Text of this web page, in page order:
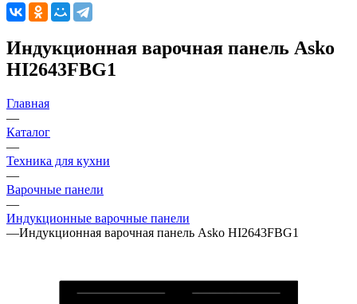
Индукционная варочная панель Asko
HI2643FBG1
Главная
—
Каталог
—
Техника для кухни
—
Варочные панели
—
Индукционные варочные панели
—Индукционная варочная панель Asko HI2643FBG1